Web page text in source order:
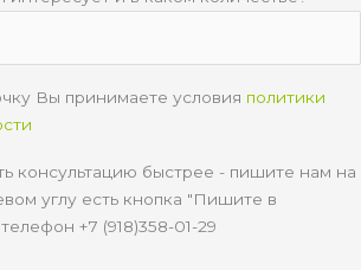
Вы принимаете условия политики
консультацию быстрее - пишите нам на
углу есть кнопка "Пишите в
+7 (918)358-01-29